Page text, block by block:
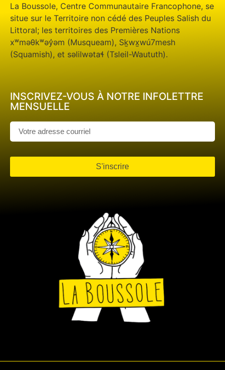
La Boussole, Centre Communautaire Francophone, se
situe sur le Territoire non cédé des Peuples Salish du
Littoral; les territoires des Premières Nations
xʷməθkʷəy̓əm (Musqueam), Sḵwx̱wú7mesh
(Squamish), et səlilwətaɬ (Tsleil-Waututh).
INSCRIVEZ-VOUS À NOTRE INFOLETTRE
MENSUELLE
S'inscrire